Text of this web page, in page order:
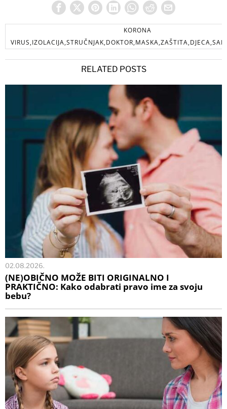
KORONA
RELATED POSTS
02.08.2026.
(NE)OBIČNO MOŽE BITI ORIGINALNO I
PRAKTIČNO: Kako odabrati pravo ime za svoju
bebu?